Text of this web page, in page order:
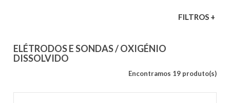
FILTROS +
ELÉTRODOS E SONDAS / OXIGÉNIO
DISSOLVIDO
Encontramos 19 produto(s)